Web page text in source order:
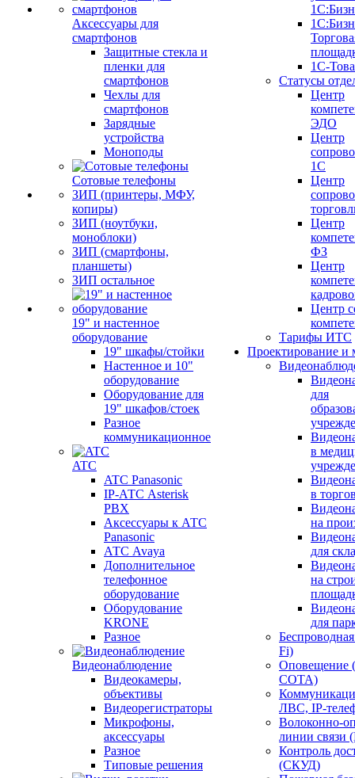
Аксессуары для
смартфонов
Защитные стекла и
пленки для
смартфонов
Чехлы для
смартфонов
Зарядные
устройства
Моноподы
Сотовые телефоны
ЗИП (принтеры, МФУ,
копиры)
ЗИП (ноутбуки,
моноблоки)
ЗИП (смартфоны,
планшеты)
ЗИП остальное
19" и настенное
оборудование
19" шкафы/стойки
Настенное и 10"
оборудование
Оборудование для
19" шкафов/стоек
Разное
коммуникационное
ATC
ATC Panasonic
IP-АТС Asterisk
PBX
Аксессуары к АТС
Panasonic
АТС Avaya
Дополнительное
телефонное
оборудование
Оборудование
KRONE
Разное
Видеонаблюдение
Видеокамеры,
объективы
Видеорегистраторы
Микрофоны,
аксессуары
Разное
Типовые решения
1С-
Статусы
Центр
ЭДО
Центр
1С
Центр
Центр
ФЗ
Центр
Центр
Тарифы ИТС
Проектирование и
для
в
в
на
для
на
для
Fi)
СОТА)
ЛВС, IP-
Волоконно-
линии
Контроль
(СКУД)